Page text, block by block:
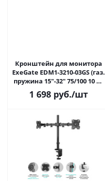
Кронштейн для монитора
ExeGate EDM1-3210-03GS (газ.
пружина 15"-32" 75/100 10 кг
-90°/+90°/360°)
1 698руб./шт